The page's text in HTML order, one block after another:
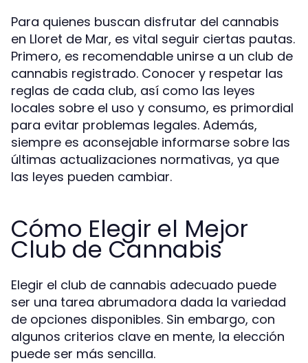
Para quienes buscan disfrutar del cannabis
en Lloret de Mar, es vital seguir ciertas pautas.
Primero, es recomendable unirse a un club de
cannabis registrado. Conocer y respetar las
reglas de cada club, así como las leyes
locales sobre el uso y consumo, es primordial
para evitar problemas legales. Además,
siempre es aconsejable informarse sobre las
últimas actualizaciones normativas, ya que
las leyes pueden cambiar.
Cómo Elegir el Mejor
Club de Cannabis
Elegir el club de cannabis adecuado puede
ser una tarea abrumadora dada la variedad
de opciones disponibles. Sin embargo, con
algunos criterios clave en mente, la elección
puede ser más sencilla.